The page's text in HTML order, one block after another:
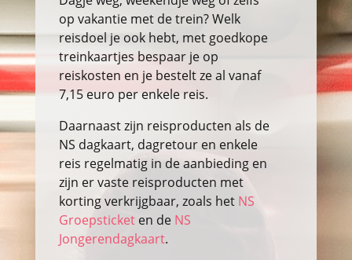
op vakantie met de trein? Welk
reisdoel je ook hebt, met goedkope
treinkaartjes bespaar je op
reiskosten en je bestelt ze al vanaf
7,15 euro per enkele reis.
Daarnaast zijn reisproducten als de
NS dagkaart, dagretour en enkele
reis regelmatig in de aanbieding en
zijn er vaste reisproducten met
korting verkrijgbaar, zoals het NS
Groepsticketen de NS
Jongerendagkaart.